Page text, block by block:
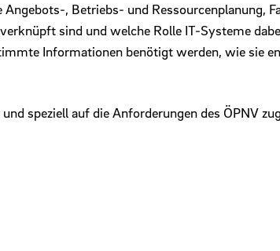
, Betriebs- und Ressourcenplanung,
sind und welche Rolle IT-Systeme
Informationen benötigt werden, wie sie
speziell auf die Anforderungen des ÖPNV